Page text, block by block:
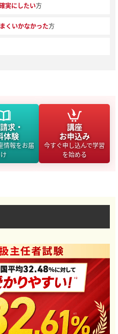
実にしたい方
くいかなかった方
求・
体験
情報をお届
け
講座
お申込み
今すぐ申し込んで学習
を始める